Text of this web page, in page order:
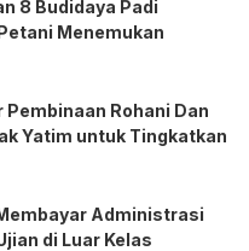
8 Budidaya Padi
Menemukan
Rohani Dan
Yatim untuk Tingkatkan
Administrasi
di Luar Kelas